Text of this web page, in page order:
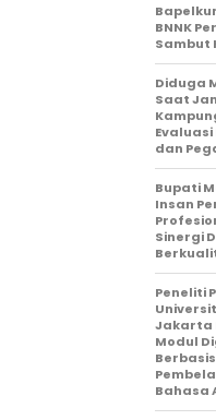
BNNK
Sambut
Diduga
Saat
dan
Bupati
Insan
Sinergi
Peneliti
Jakarta
Modul
Bahasa